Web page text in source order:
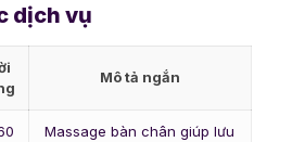
dịch vụ
Mô tả ngắn
Massage bàn chân giúp lưu